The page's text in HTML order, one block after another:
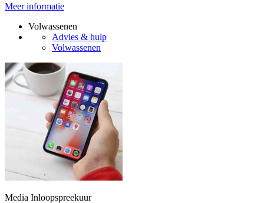
Meer informatie
Volwassenen
Advies & hulp
Volwassenen
Media Inloopspreekuur